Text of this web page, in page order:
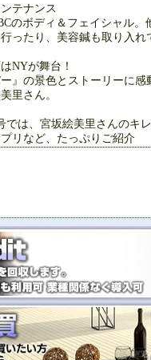
ンテナンス
のボディ＆フェイシャル
ったり、美容鍼も取り入
はNYが舞台！
ー』の景色とストーリーに
美里さん。
では、宮坂絵美里さんのキ
リなど、たっぷりご紹介